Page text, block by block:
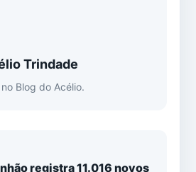
Trindade
Blog do Acélio.
registra 11.016 novos